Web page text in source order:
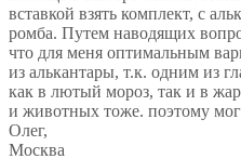
вставкой взять комплект, с
ромба. Путем наводящих
что для меня оптимальным
из алькантары, т.к. одним из
как в лютый мороз, так и в
и животных тоже. поэтому
Олег,
Москва